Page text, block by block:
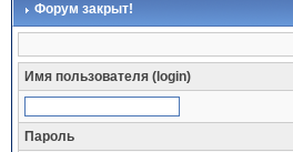
Форум закрыт!
Имя пользователя (login)
Пароль